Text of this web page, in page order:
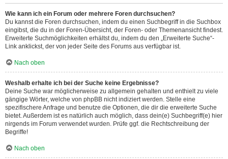
Wie kann ich ein Forum oder mehrere Foren durchsuchen?
Du kannst die Foren durchsuchen, indem du einen Suchbegriff in die Suchbox
eingibst, die du in der Foren-Übersicht, der Foren- oder Themenansicht findest.
Erweiterte Suchmöglichkeiten erhältst du, indem du den „Erweiterte Suche“-
Link anklickst, der von jeder Seite des Forums aus verfügbar ist.
Nach oben
Weshalb erhalte ich bei der Suche keine Ergebnisse?
Deine Suche war möglicherweise zu allgemein gehalten und enthielt zu viele
gängige Wörter, welche von phpBB nicht indiziert werden. Stelle eine
spezifischere Anfrage und benutze die Optionen, die dir die erweiterte Suche
bietet. Außerdem ist es natürlich auch möglich, dass dein(e) Suchbegriff(e) hier
nirgends im Forum verwendet wurden. Prüfe ggf. die Rechtschreibung der
Begriffe!
Nach oben